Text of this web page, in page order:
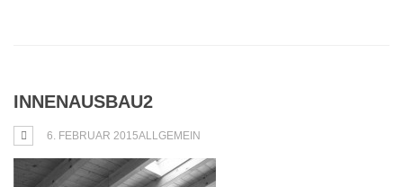
INNENAUSBAU2
6. FEBRUAR 2015ALLGEMEIN